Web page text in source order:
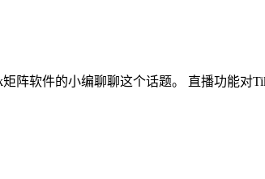
矩阵软件的小编聊聊这个话题。 直播功能